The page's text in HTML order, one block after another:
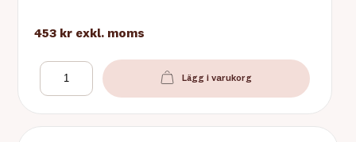
453 kr exkl. moms
Lägg i varukorg